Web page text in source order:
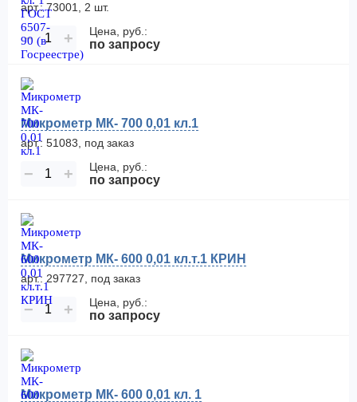
арт.: 73001, 2 шт.
− + Цена, руб.:
по запросу
Микрометр МК- 700 0,01 кл.1
арт.: 51083, под заказ
− + Цена, руб.:
по запросу
Микрометр МК- 600 0,01 кл.т.1 КРИН
арт.: 297727, под заказ
− + Цена, руб.:
по запросу
Микрометр МК- 600 0,01 кл. 1